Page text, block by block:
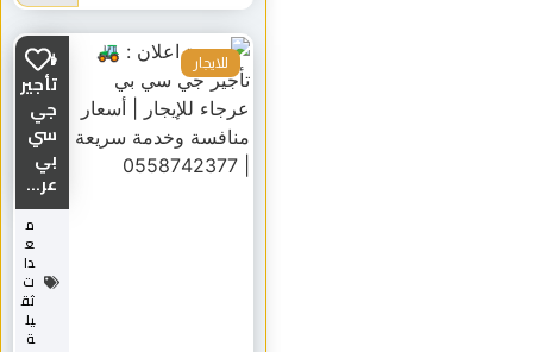
🚜
تأجير
جي
سي
بي
عر...
ع
دا
ت
ثق
يل
ة
للايجار